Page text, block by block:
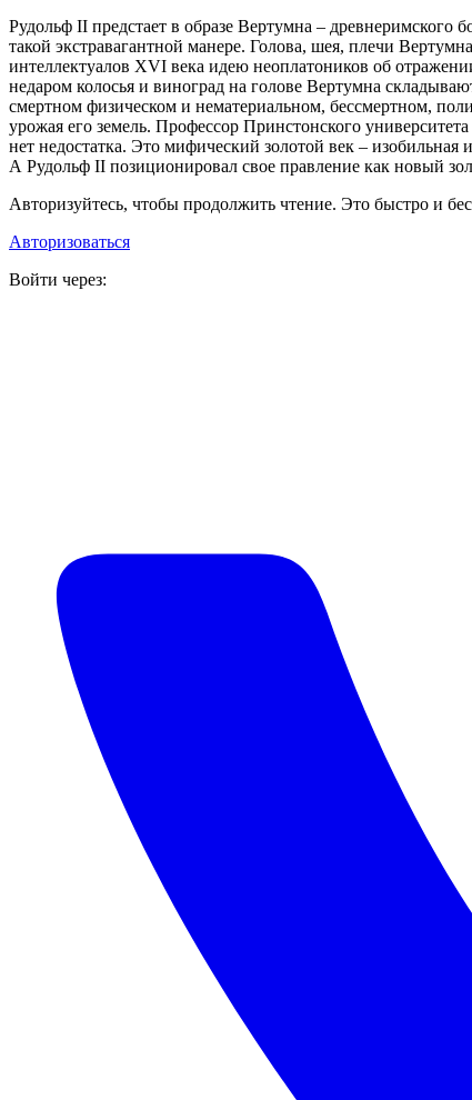
Рудольф II предстает в образе Вертумна – древнеримского
такой экстравагантной манере. Голова, шея, плечи
интеллектуалов XVI века идею неоплатоников об
недаром колосья и виноград на голове Вертумна
смертном физическом и нематериальном, бессмертном,
урожая его земель. Профессор Принстонского
нет недостатка. Это мифический золотой век –
А Рудольф II позиционировал свое правление как новый
Авторизуйтесь, чтобы продолжить чтение. Это быстро и
Авторизоваться
Войти через: